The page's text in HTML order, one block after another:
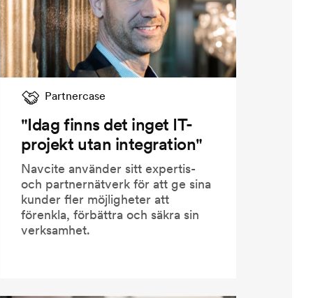
Partnercase
"Idag finns det inget IT-
projekt utan integration"
Navcite använder sitt expertis-
och partnernätverk för att ge sina
kunder fler möjligheter att
förenkla, förbättra och säkra sin
verksamhet.